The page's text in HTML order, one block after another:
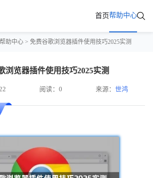
首页帮助中心
帮助中心 > 免费谷歌浏览器插件使用技巧2025实测
浏览器插件使用技巧2025实测
阅读：0 来源：世鸿